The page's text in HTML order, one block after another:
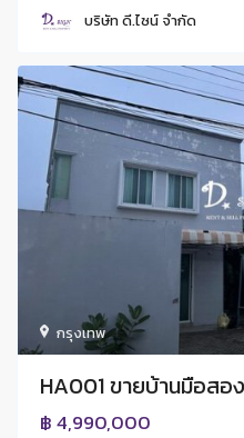
บริษัท ดี.ไซน์ จํากัด
กรุงเทพ
HA001 ขายบ้านมือส
฿ 4,990,000